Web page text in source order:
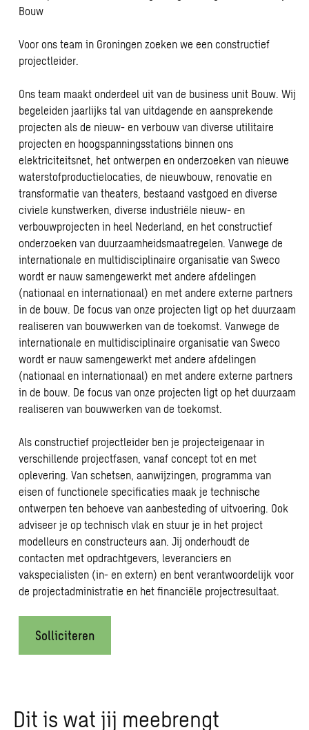
Bouw
Voor ons team in Groningen zoeken we een constructief
projectleider.
Ons team maakt onderdeel uit van de business unit Bouw. Wij
begeleiden jaarlijks tal van uitdagende en aansprekende
projecten als de nieuw- en verbouw van diverse utilitaire
projecten en hoogspanningsstations binnen ons
elektriciteitsnet, het ontwerpen en onderzoeken van nieuwe
waterstofproductielocaties, de nieuwbouw, renovatie en
transformatie van theaters, bestaand vastgoed en diverse
civiele kunstwerken, diverse industriële nieuw- en
verbouwprojecten in heel Nederland, en het constructief
onderzoeken van duurzaamheidsmaatregelen. Vanwege de
internationale en multidisciplinaire organisatie van Sweco
wordt er nauw samengewerkt met andere afdelingen
(nationaal en internationaal) en met andere externe partners
in de bouw. De focus van onze projecten ligt op het duurzaam
realiseren van bouwwerken van de toekomst. Vanwege de
internationale en multidisciplinaire organisatie van Sweco
wordt er nauw samengewerkt met andere afdelingen
(nationaal en internationaal) en met andere externe partners
in de bouw. De focus van onze projecten ligt op het duurzaam
realiseren van bouwwerken van de toekomst.
Als constructief projectleider ben je projecteigenaar in
verschillende projectfasen, vanaf concept tot en met
oplevering. Van schetsen, aanwijzingen, programma van
eisen of functionele specificaties maak je technische
ontwerpen ten behoeve van aanbesteding of uitvoering. Ook
adviseer je op technisch vlak en stuur je in het project
modelleurs en constructeurs aan. Jij onderhoudt de
contacten met opdrachtgevers, leveranciers en
vakspecialisten (in- en extern) en bent verantwoordelijk voor
de projectadministratie en het financiële projectresultaat.
Solliciteren
Dit is wat jij meebrengt